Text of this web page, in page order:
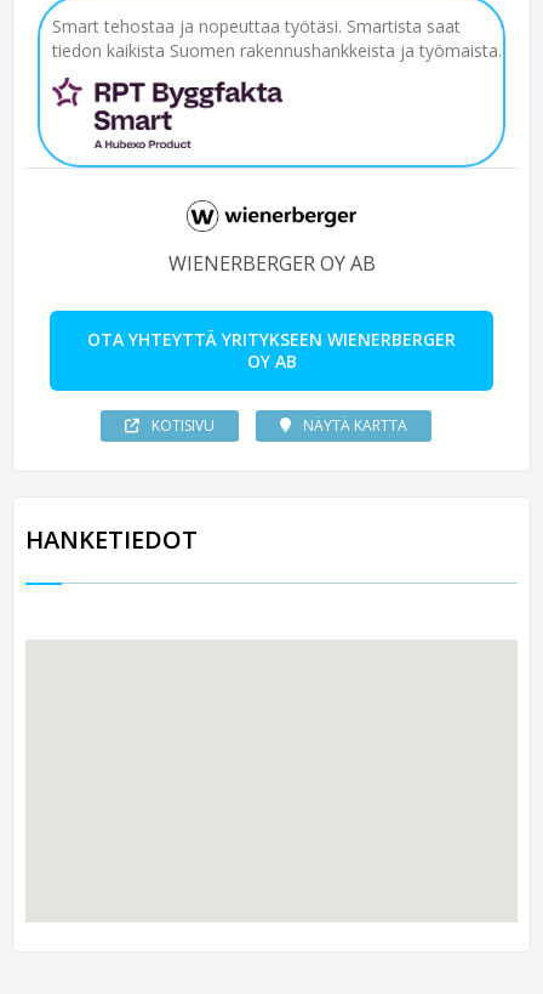
Smart tehostaa ja nopeuttaa työtäsi. Smartista saat
tiedon kaikista Suomen rakennushankkeista ja työmaista.
WIENERBERGER OY AB
OTA YHTEYTTÄ YRITYKSEEN WIENERBERGER
OY AB
KOTISIVU NÄYTÄ KARTTA
HANKETIEDOT